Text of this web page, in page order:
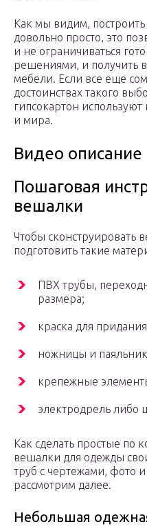
Как мы видим,
довольно просто, это
и не ограничиваться
решениями, и получить
мебели. Если все еще
достоинствах такого
гипсокартон
и мира.
Видео описание
Пошаговая
вешалки
Чтобы сконструировать
подготовить такие
ПВХ трубы,
размера;
краска для
ножницы и
крепежные
электродрель либо
Как сделать простые по
вешалки для одежды
труб с чертежами, фото
рассмотрим далее.
Небольшая